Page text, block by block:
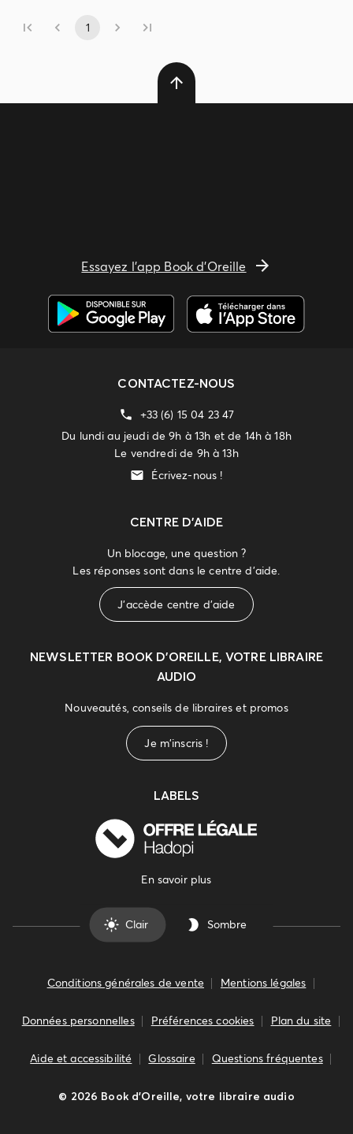
1
Essayez l'app Book d'Oreille
CONTACTEZ-NOUS
+33 (6) 15 04 23 47
Du lundi au jeudi de 9h à 13h et de 14h à 18h
Le vendredi de 9h à 13h
Écrivez-nous !
CENTRE D'AIDE
Un blocage, une question ?
Les réponses sont dans le centre d'aide.
J'accède centre d'aide
NEWSLETTER BOOK D’OREILLE, VOTRE LIBRAIRE
AUDIO
Nouveautés, conseils de libraires et promos
Je m'inscris !
LABELS
En savoir plus
Clair Sombre
Conditions générales de vente Mentions légales
Données personnelles Préférences cookies Plan du site
Aide et accessibilité Glossaire Questions fréquentes
© 2026 Book d’Oreille, votre libraire audio